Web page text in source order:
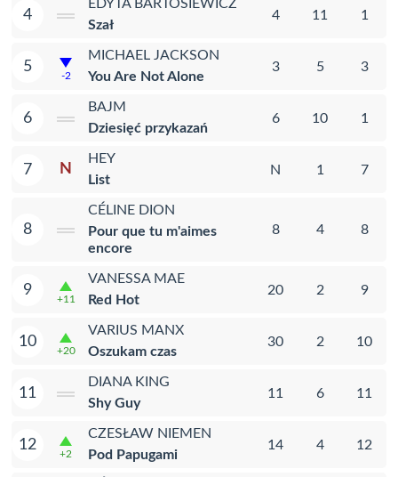
4
EDYTA BARTOSIEWICZ
Szał
4 11 1
5
-2
MICHAEL JACKSON
You Are Not Alone
3 5 3
6
BAJM
Dziesięć przykazań
6 10 1
7 N
HEY
List
N 1 7
8
CÉLINE DION
Pour que tu m'aimes
encore
8 4 8
9
+11
VANESSA MAE
Red Hot
20 2 9
10
+20
VARIUS MANX
Oszukam czas
30 2 10
11
DIANA KING
Shy Guy
11 6 11
12
+2
CZESŁAW NIEMEN
Pod Papugami
14 4 12